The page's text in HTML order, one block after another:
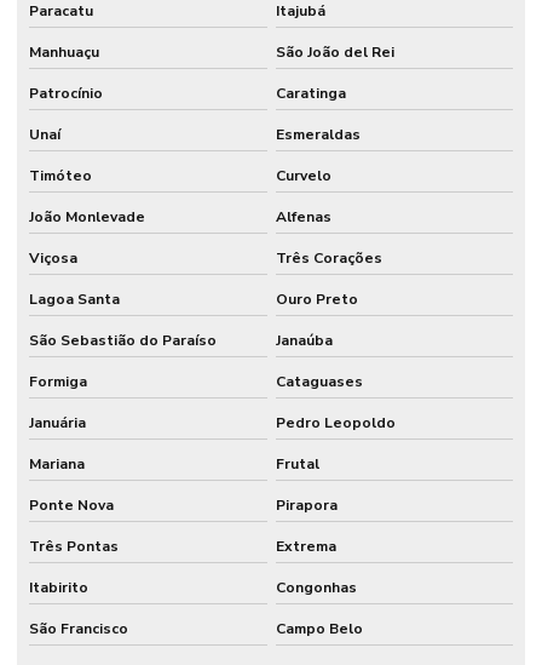
Paracatu Itajubá
Manhuaçu São João del Rei
Patrocínio Caratinga
Unaí Esmeraldas
Timóteo Curvelo
João Monlevade Alfenas
Viçosa Três Corações
Lagoa Santa Ouro Preto
São Sebastião do Paraíso Janaúba
Formiga Cataguases
Januária Pedro Leopoldo
Mariana Frutal
Ponte Nova Pirapora
Três Pontas Extrema
Itabirito Congonhas
São Francisco Campo Belo